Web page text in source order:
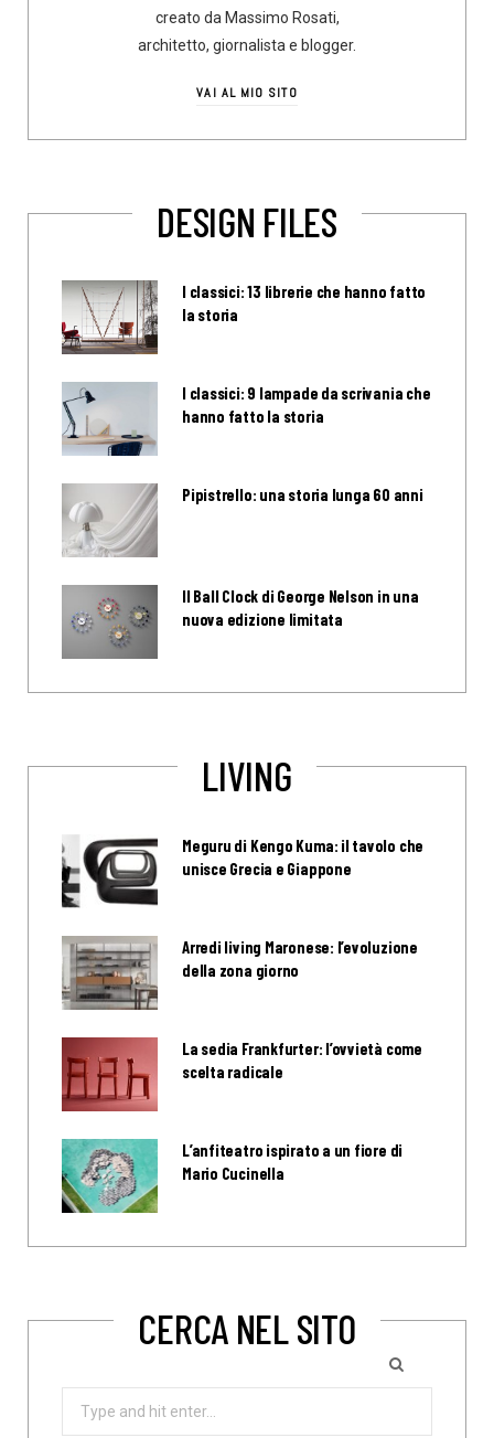
creato da Massimo Rosati,
architetto, giornalista e blogger.
VAI AL MIO SITO
DESIGN FILES
I classici: 13 librerie che hanno fatto
la storia
I classici: 9 lampade da scrivania che
hanno fatto la storia
Pipistrello: una storia lunga 60 anni
Il Ball Clock di George Nelson in una
nuova edizione limitata
LIVING
Meguru di Kengo Kuma: il tavolo che
unisce Grecia e Giappone
Arredi living Maronese: l’evoluzione
della zona giorno
La sedia Frankfurter: l’ovvietà come
scelta radicale
L’anfiteatro ispirato a un fiore di
Mario Cucinella
CERCA NEL SITO